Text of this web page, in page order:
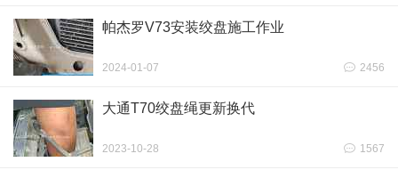
帕杰罗V73安装绞盘施工作业
2024-01-07 2456
大通T70绞盘绳更新换代
2023-10-28 1567